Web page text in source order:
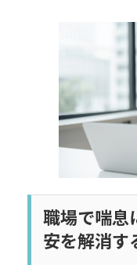
職場で喘息
安を解消す